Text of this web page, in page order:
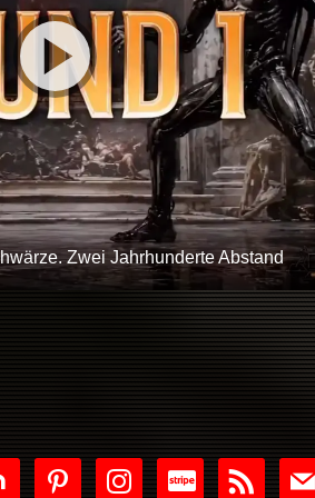
Zwei Jahrhunderte Abstand
pinterest instagramcc-
rss mail